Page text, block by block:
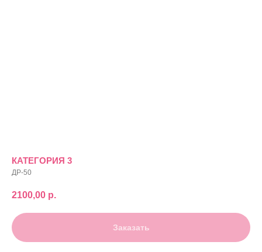
КАТЕГОРИЯ 3
ДР-50
2100,00 р.
Заказать